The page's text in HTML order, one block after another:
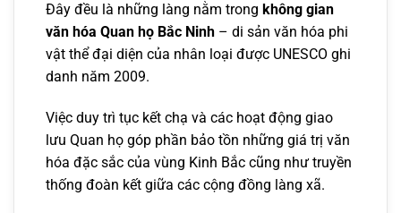
Đây đều là những làng nằm trong không gian
văn hóa Quan họ Bắc Ninh – di sản văn hóa phi
vật thể đại diện của nhân loại được UNESCO ghi
danh năm 2009.
Việc duy trì tục kết chạ và các hoạt động giao
lưu Quan họ góp phần bảo tồn những giá trị văn
hóa đặc sắc của vùng Kinh Bắc cũng như truyền
thống đoàn kết giữa các cộng đồng làng xã.